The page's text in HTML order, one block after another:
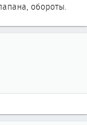
обороты.